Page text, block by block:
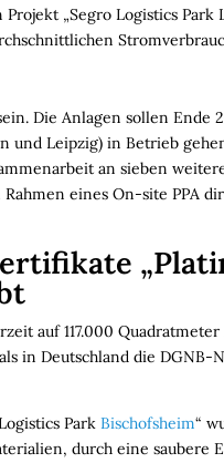
„Segro Logistics
Die Anlagen sollen Ende
und Leipzig) in Betrieb
an sieben
eines On-site PPA
auf 117.000
in Deutschland die DGNB-
Park Bischofsheim“
durch eine saubere